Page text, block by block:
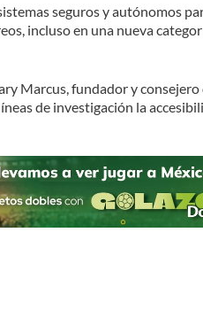
seguros y autónomos
incluso en una nueva
Marcus, fundador y
de investigación la